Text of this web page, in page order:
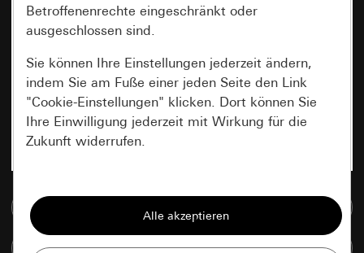
Artikel vergleichen
Betroffenenrechte eingeschränkt oder
ausgeschlossen sind.
Sie können Ihre Einstellungen jederzeit ändern,
indem Sie am Fuße einer jeden Seite den Link
"Cookie-Einstellungen" klicken. Dort können Sie
Ihre Einwilligung jederzeit mit Wirkung für die
Zukunft widerrufen.
Alle Cookies, die wir benötigen um Ihnen die
Seite anzeigen zu können.